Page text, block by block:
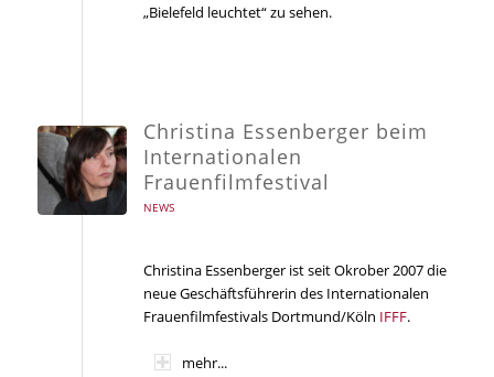
„Bielefeld leuchtet“ zu sehen.
Christina Essenberger beim
Internationalen
Frauenfilmfestival
NEWS
Christina Essenberger ist seit Okrober 2007 die
neue Geschäftsführerin des Internationalen
Frauenfilmfestivals Dortmund/Köln IFFF.
mehr...